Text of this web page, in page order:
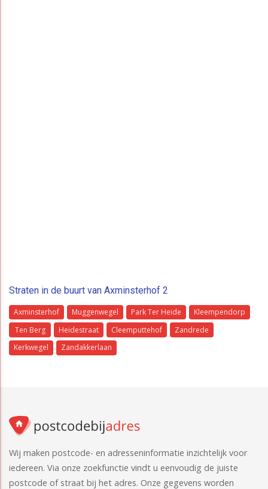
Straten in de buurt van Axminsterhof 2
Axminsterhof Muggenwegel Park Ter Heide
Kleempendorp
Ten Berg
Heidestraat Cleemputtehof
Zandrede
Kerkwegel
Zandakkerlaan
Wij maken postcode- en adresseninformatie inzichtelijk voor
iedereen. Via onze zoekfunctie vindt u eenvoudig de juiste
postcode of straat bij het adres. Onze gegevens worden